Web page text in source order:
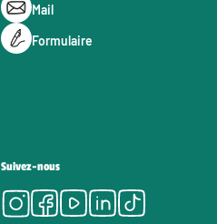
Mail
Formulaire
Suivez-nous
Instagram
Facebook
Youtube
LinkedIn
Tiktok